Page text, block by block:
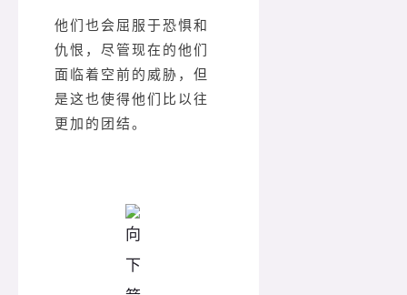
他们也会屈服于恐惧和
仇恨，尽管现在的他们
面临着空前的威胁，但
是这也使得他们比以往
更加的团结。